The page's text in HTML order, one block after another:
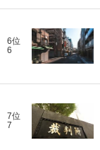
6位
6
7位
7